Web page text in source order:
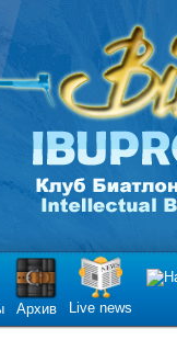
Архив Live news